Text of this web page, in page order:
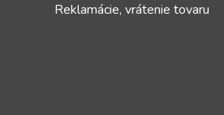
Reklamácie, vrátenie tovaru